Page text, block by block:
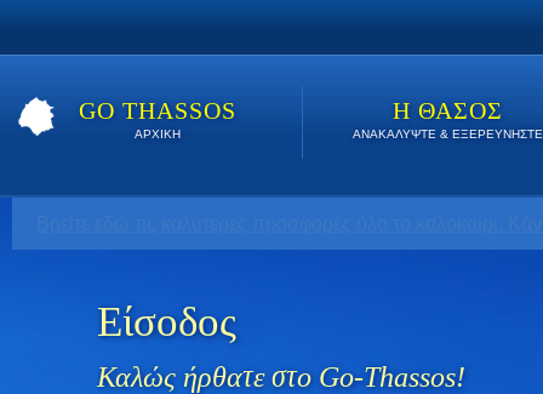
GO THASSOS
ΑΡΧΙΚΗ
Η ΘΑΣΟΣ
ΑΝΑΚΑΛΥΨΤΕ & ΕΞΕΡΕΥΝΗΣΤΕ
Είσοδος
Καλώς ήρθατε στο Go-Thassos!